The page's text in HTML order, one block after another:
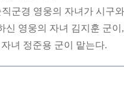
군경 영웅의 자녀가 시구
영웅의 자녀 김지훈 군
녀 정준용 군이 맡는다.